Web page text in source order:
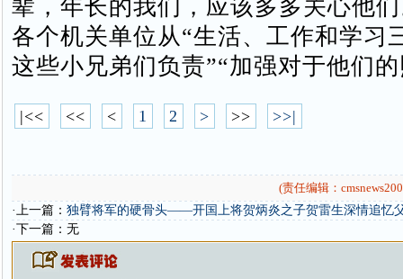
辈，年长的我们，应该多多关心他
各个机关单位从“生活、工作和学习
这些小兄弟们负责”“加强对于他们
|<< << < 1 2 > >> >>|
(责任编辑：
·上一篇： 独臂将军的硬骨头——开国上将贺炳炎之子贺雷生深情追忆
·下一篇：无